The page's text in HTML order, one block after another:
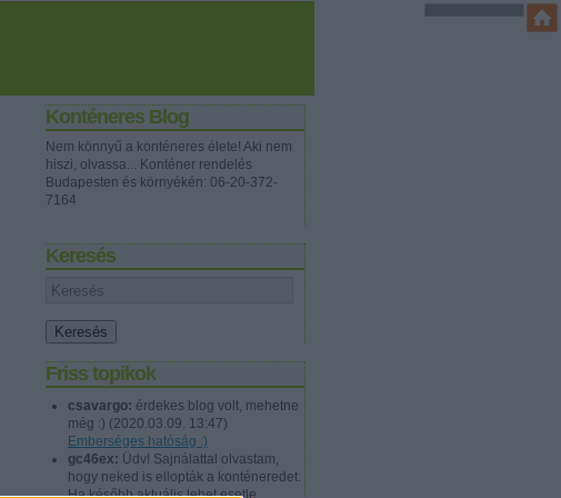
Konténeres Blog
Nem könnyű a konténeres élete! Aki nem
hiszi, olvassa... Konténer rendelés
Budapesten és környékén: 06-20-372-
7164
Keresés
Friss topikok
csavargo: érdekes blog volt, mehetne
még :) (2020.03.09. 13:47)
Emberséges hatóság :)
gc46ex: Üdv! Sajnálattal olvastam,
hogy neked is ellopták a konténeredet.
Ha később aktuális lehet esetle...